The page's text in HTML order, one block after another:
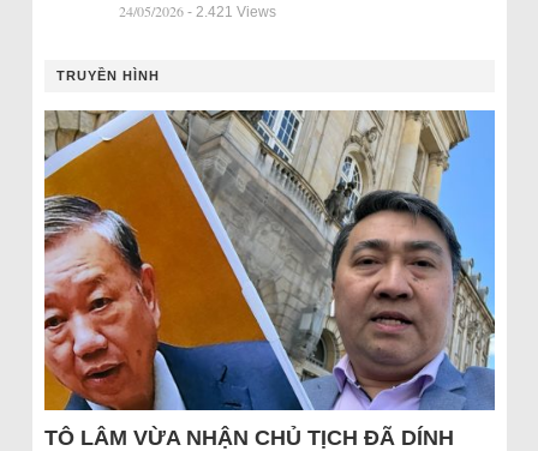
24/05/2026 - 2.421 Views
TRUYỀN HÌNH
TÔ LÂM VỪA NHẬN CHỦ TỊCH ĐÃ DÍNH